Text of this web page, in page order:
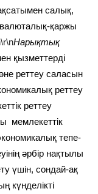
салық,
қаржы
Нарықтық
қызметтерді
реттеу саласын
реттеу
реттеу
мемлекеттік
тепе-
әрбір нақтылы
үшін, сондай-ақ
күнделікті